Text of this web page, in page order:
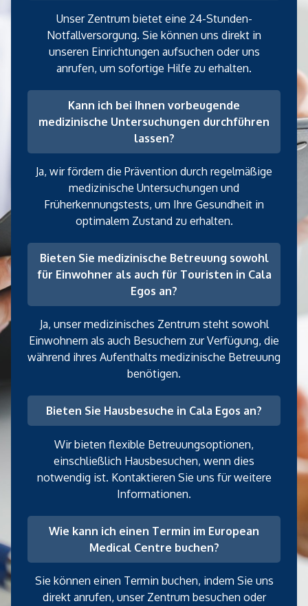
Unser Zentrum bietet eine 24-Stunden-
Notfallversorgung. Sie können uns direkt in
unseren Einrichtungen aufsuchen oder uns
anrufen, um sofortige Hilfe zu erhalten.
Kann ich bei Ihnen vorbeugende
medizinische Untersuchungen durchführen
lassen?
Ja, wir fördern die Prävention durch regelmäßige
medizinische Untersuchungen und
Früherkennungstests, um Ihre Gesundheit in
optimalem Zustand zu erhalten.
Bieten Sie medizinische Betreuung sowohl
für Einwohner als auch für Touristen in Cala
Egos an?
Ja, unser medizinisches Zentrum steht sowohl
Einwohnern als auch Besuchern zur Verfügung, die
während ihres Aufenthalts medizinische Betreuung
benötigen.
Bieten Sie Hausbesuche in Cala Egos an?
Wir bieten flexible Betreuungsoptionen,
einschließlich Hausbesuchen, wenn dies
notwendig ist. Kontaktieren Sie uns für weitere
Informationen.
Wie kann ich einen Termin im European
Medical Centre buchen?
Sie können einen Termin buchen, indem Sie uns
direkt anrufen, unser Zentrum besuchen oder